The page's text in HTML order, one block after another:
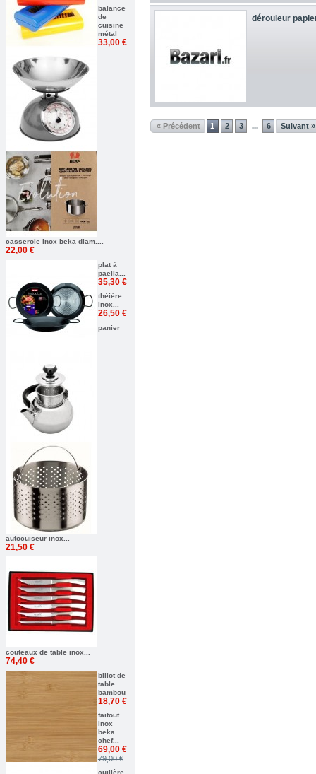
balance
de
cuisine
métal
33,00 €
casserole inox beka diam....
22,00 €
plat à
paëlla...
35,30 €
théière
inox...
26,50 €
panier
autocuiseur inox...
21,50 €
couteaux de table inox...
74,40 €
billot de
table
bambou
18,70 €
faitout
inox
beka
chef...
69,00 €
79,00 €
cuillère
dérouleur
« Précédent 1 2 3 ... 6 Suivant »